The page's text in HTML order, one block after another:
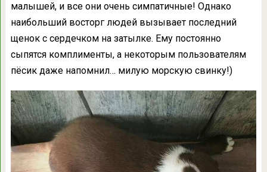
малышей, и все они очень симпатичные! Однако
наибольший восторг людей вызывает последний
щенок с сердечком на затылке. Ему постоянно
сыпятся комплименты, а некоторым пользователям
пёсик даже напомнил… милую морскую свинку!)